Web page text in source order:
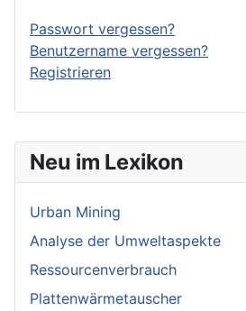
Neu im Lexikon
Urban Mining
Analyse der Umweltaspekte
Ressourcenverbrauch
Plattenwärmetauscher
Passwort vergessen?
Benutzername vergessen?
Registrieren